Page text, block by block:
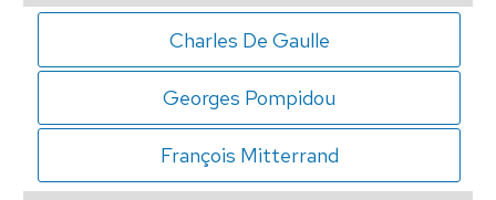
Charles De Gaulle
Georges Pompidou
François Mitterrand